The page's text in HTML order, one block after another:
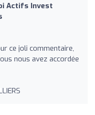
Actifs Invest
ce joli commentaire,
nous avez accordée